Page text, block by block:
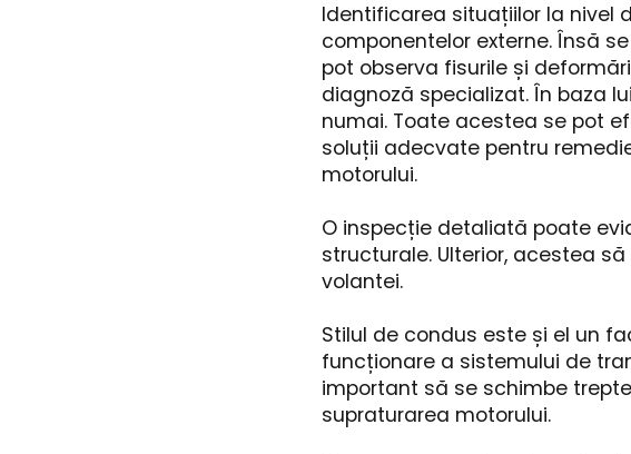
Identificarea situațiilor la nivel
componentelor externe. Însă
pot observa fisurile și
diagnoză specializat. În baza
numai. Toate acestea se pot
soluții adecvate pentru
motorului.
O inspecție detaliată poate
structurale. Ulterior, acestea
volantei.
Stilul de condus este și el un
funcționare a sistemului de
important să se schimbe
supraturarea motorului.